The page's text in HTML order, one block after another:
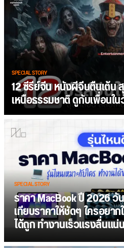
SPECIAL STORY
12 ซีรีย์จีน หนังผีจีนตื่นเต้น
เหนือธรรมชาติ ดูกับเพื่อนใ
SPECIAL STORY
ราคา MacBook ปี 2026
เทียบราคาให้ชัดๆ ใครอยา
ได้ถูก ทำงานเร็วแรงลื่นแน่